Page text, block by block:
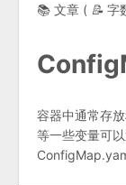
📚 文章 ( 📝 字
容器中通常存
等一些变量可